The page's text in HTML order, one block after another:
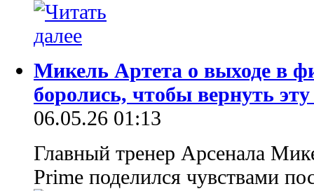
Микель Артета о выходе в
боролись, чтобы вернуть эту
06.05.26 01:13
Главный тренер Арсенала
Prime поделился чувствами